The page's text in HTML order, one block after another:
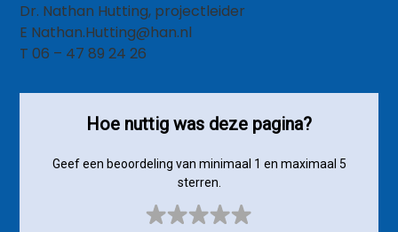
Dr. Nathan Hutting, projectleider
E Nathan.Hutting@han.nl
T 06 – 47 89 24 26
Hoe nuttig was deze pagina?
Geef een beoordeling van minimaal 1 en maximaal 5
sterren.